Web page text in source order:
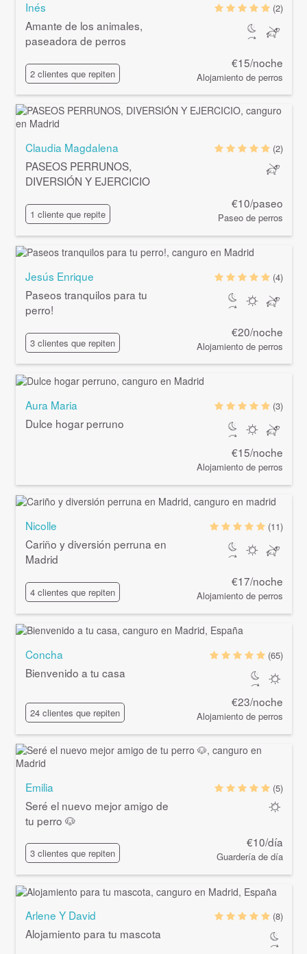
Inés
Amante de los animales,
paseadora de perros
2 clientes que repiten
(2)
€15/noche
Alojamiento de perros
Claudia Magdalena
PASEOS PERRUNOS,
DIVERSIÓN Y EJERCICIO
1 cliente que repite
(2)
€10/paseo
Paseo de perros
Jesús Enrique
Paseos tranquilos para tu
perro!
3 clientes que repiten
(4)
€20/noche
Alojamiento de perros
Aura Maria
Dulce hogar perruno
(3)
€15/noche
Alojamiento de perros
Nicolle
Cariño y diversión perruna en
Madrid
4 clientes que repiten
(11)
€17/noche
Alojamiento de perros
Concha
Bienvenido a tu casa
24 clientes que repiten
(65)
€23/noche
Alojamiento de perros
Emilia
Seré el nuevo mejor amigo de
tu perro 🐶
3 clientes que repiten
(5)
€10/día
Guardería de día
Arlene Y David
Alojamiento para tu mascota
(8)